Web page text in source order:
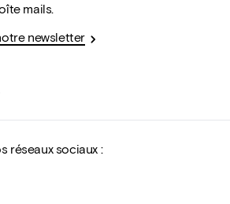
mails.
newsletter
réseaux sociaux :